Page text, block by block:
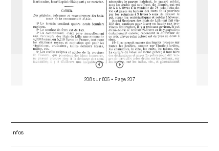
208 sur 805 • Page 207
Infos